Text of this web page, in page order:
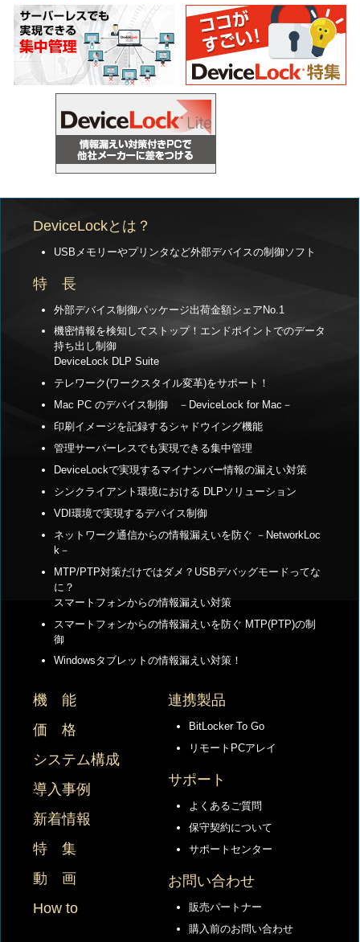
DeviceLockとは？
USBメモリーやプリンタなど外部デバイスの制御ソフト
特 長
外部デバイス制御パッケージ出荷金額シェアNo.1
機密情報を検知してストップ！エンドポイントでのデータ
持ち出し制御
DeviceLock DLP Suite
テレワーク(ワークスタイル変革)をサポート！
Mac PC のデバイス制御 －DeviceLock for Mac－
印刷イメージを記録するシャドウイング機能
管理サーバーレスでも実現できる集中管理
DeviceLockで実現するマイナンバー情報の漏えい対策
シンクライアント環境における DLPソリューション
VDI環境で実現するデバイス制御
ネットワーク通信からの情報漏えいを防ぐ －NetworkLoc
k－
MTP/PTP対策だけではダメ？USBデバッグモードってな
に？
スマートフォンからの情報漏えい対策
スマートフォンからの情報漏えいを防ぐ MTP(PTP)の制
御
Windowsタブレットの情報漏えい対策！
機 能
価 格
システム構成
導入事例
新着情報
特 集
動 画
How to
連携製品
BitLocker To Go
リモートPCアレイ
サポート
よくあるご質問
保守契約について
サポートセンター
お問い合わせ
販売パートナー
購入前のお問い合わせ